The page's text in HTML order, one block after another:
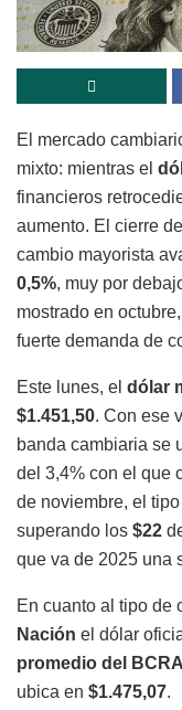
El mercado
mixto: mientras el
financieros
aumento. El cierre
cambio mayorista
0,5%, muy por
mostrado en
fuerte demanda de
Este lunes, el dólar
$1.451,50. Con ese
banda cambiaria se
del 3,4% con el que
de noviembre, el
superando los $22
que va de 2025 una
En cuanto al tipo de
Nación el dólar
promedio del BCRA
ubica en $1.475,07.